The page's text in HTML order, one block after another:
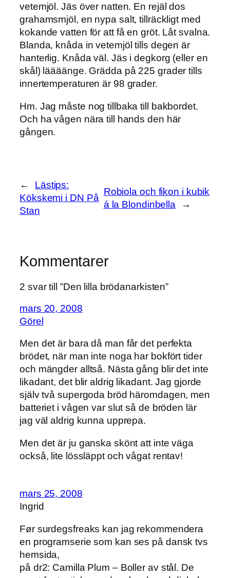
vetemjöl. Jäs över natten. En rejäl dos
grahamsmjöl, en nypa salt, tillräckligt med
kokande vatten för att få en gröt. Låt svalna.
Blanda, knåda in vetemjöl tills degen är
hanterlig. Knåda väl. Jäs i degkorg (eller en
skål) läääänge. Grädda på 225 grader tills
innertemperaturen är 98 grader.
Hm. Jag måste nog tillbaka till bakbordet.
Och ha vågen nära till hands den här
gången.
←
Lästips:
Kökskemi i DN På
Stan
Robiola och fikon i kubik
á la Blondinbella
→
Kommentarer
2 svar till ”Den lilla brödanarkisten”
mars 20, 2008
Görel
Men det är bara då man får det perfekta
brödet, när man inte noga har bokfört tider
och mängder alltså. Nästa gång blir det inte
likadant, det blir aldrig likadant. Jag gjorde
själv två supergoda bröd häromdagen, men
batteriet i vågen var slut så de bröden lär
jag väl aldrig kunna upprepa.
Men det är ju ganska skönt att inte väga
också, lite lössläppt och vågat rentav!
mars 25, 2008
Ingrid
Før surdegsfreaks kan jag rekommendera
en programserie som kan ses på dansk tvs
hemsida,
på dr2: Camilla Plum – Boller av stål. De